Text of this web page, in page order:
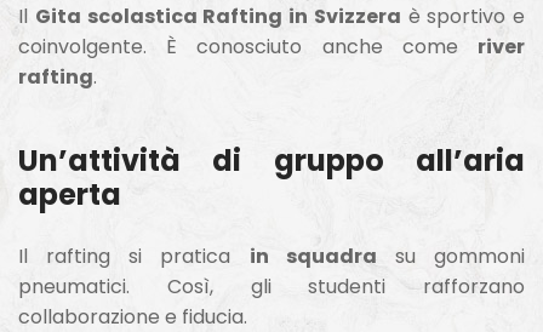
Il Gita scolastica Rafting in Svizzera è sportivo e
coinvolgente. È conosciuto anche come river
rafting.
Un’attività di gruppo all’aria
aperta
Il rafting si pratica in squadra su gommoni
pneumatici. Così, gli studenti rafforzano
collaborazione e fiducia.